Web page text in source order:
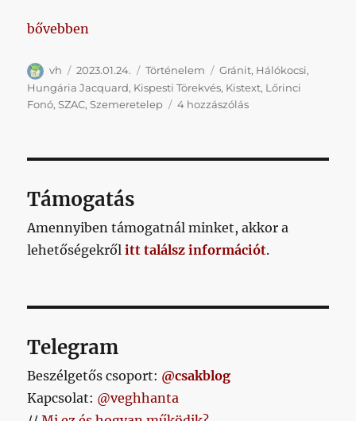
„Kispesti és lőrinci csapatok a magyar futball
bővebben
Szerző
vh Közzétéve
2023.01.24. Kategória
Történelem Címke
Gránit, Hálókocsi,
Hungária Jacquard, Kispesti Törekvés, Kistext, Lőrinci
Fonó,SZAC,Szemeretelep 4 hozzászólásKispesti
élvonalában
című
bejegyzéshez
Támogatás
Amennyiben támogatnál minket, akkor a
lehetőségekrőlitt találsz információt.
Telegram
Beszélgetős csoport: @csakblog
Kapcsolat: @veghhanta